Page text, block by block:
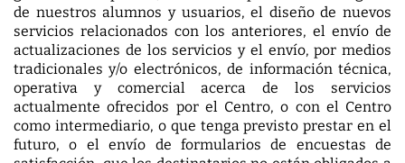
de nuestros alumnos y usuarios, el diseño de nuevos
servicios relacionados con los anteriores, el envío de
actualizaciones de los servicios y el envío, por medios
tradicionales y/o electrónicos, de información técnica,
operativa y comercial acerca de los servicios
actualmente ofrecidos por el Centro, o con el Centro
como intermediario, o que tenga previsto prestar en el
futuro, o el envío de formularios de encuestas de